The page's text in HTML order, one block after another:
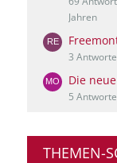
Jahren
3
Die
5
THEMEN-